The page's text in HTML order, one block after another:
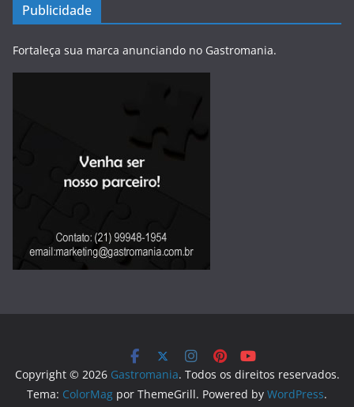
Publicidade
Fortaleça sua marca anunciando no Gastromania.
Copyright © 2026 Gastromania. Todos os direitos reservados.
Tema: ColorMag por ThemeGrill. Powered by WordPress.